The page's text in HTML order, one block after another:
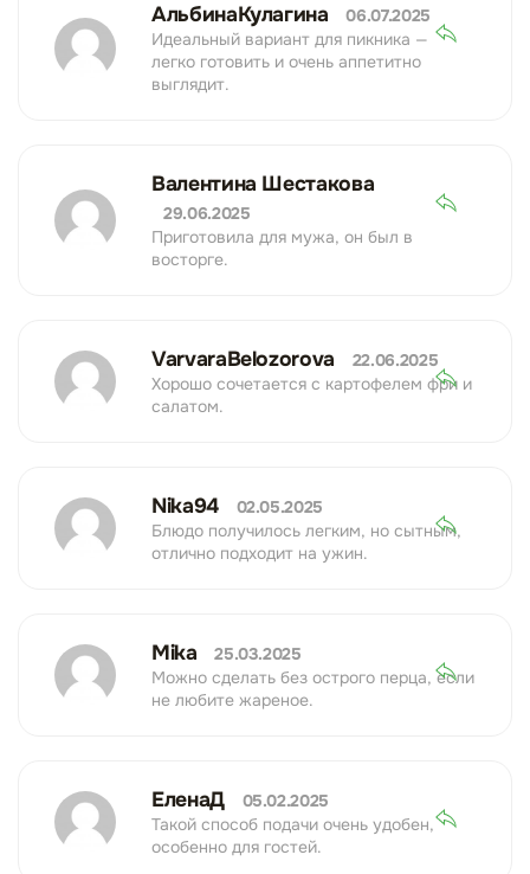
АльбинаКулагина
06.07.2025
Идеальный вариант для пикника —
легко готовить и очень аппетитно
выглядит.
Валентина Шестакова
29.06.2025
Приготовила для мужа, он был в
восторге.
VarvaraBelozorova
22.06.2025
Хорошо сочетается с картофелем фри и
салатом.
Nika94
02.05.2025
Блюдо получилось легким, но сытным,
отлично подходит на ужин.
Mika
25.03.2025
Можно сделать без острого перца, если
не любите жареное.
ЕленаД
05.02.2025
Такой способ подачи очень удобен,
особенно для гостей.